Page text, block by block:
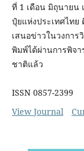
ที่ 1 เดือน มิถุนายน
ปุ๋ยแห่งประเทศไท
เสนอข่าวในวงการ
พิมพ์ได้ผ่านการพิจ
ชาติแล้ว
ISSN 0857-2399
View Journal